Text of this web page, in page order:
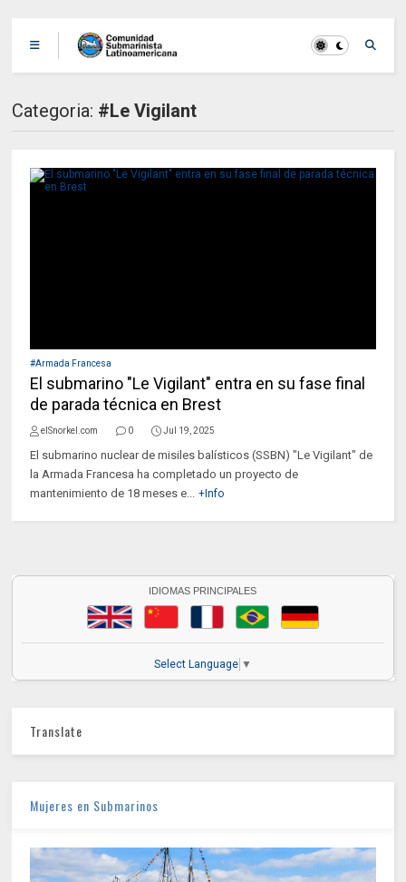
Categoria: #Le Vigilant
#Armada Francesa
El submarino "Le Vigilant" entra en su fase final
de parada técnica en Brest
elSnorkel.com 0 Jul 19, 2025
El submarino nuclear de misiles balísticos (SSBN) "Le Vigilant" de
la Armada Francesa ha completado un proyecto de
mantenimiento de 18 meses e... +Info
IDIOMAS PRINCIPALES
Select Language ▼
Translate
Mujeres en Submarinos